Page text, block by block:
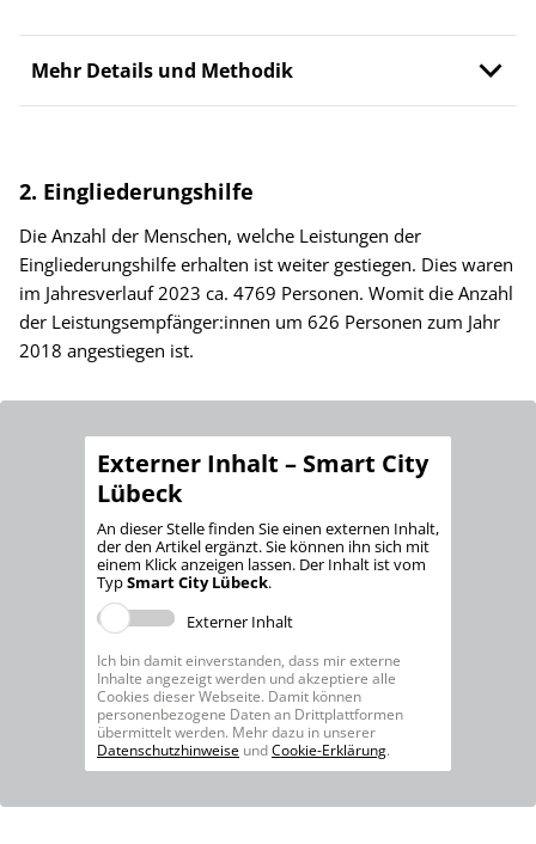
Mehr Details und Methodik
2. Eingliederungshilfe
Die Anzahl der Menschen, welche Leistungen der
Eingliederungshilfe erhalten ist weiter gestiegen. Dies waren
im Jahresverlauf 2023 ca. 4769 Personen. Womit die Anzahl
der Leistungsempfänger:innen um 626 Personen zum Jahr
2018 angestiegen ist.
Externer Inhalt – Smart City
Lübeck
An dieser Stelle finden Sie einen externen Inhalt,
der den Artikel ergänzt. Sie können ihn sich mit
einem Klick anzeigen lassen. Der Inhalt ist vom
TypSmart City Lübeck.
Externer Inhalt
Ich bin damit einverstanden, dass mir externe
Inhalte angezeigt werden und akzeptiere alle
Cookies dieser Webseite. Damit können
personenbezogene Daten an Drittplattformen
übermittelt werden. Mehr dazu in unserer
Datenschutzhinweise undCookie-Erklärung.